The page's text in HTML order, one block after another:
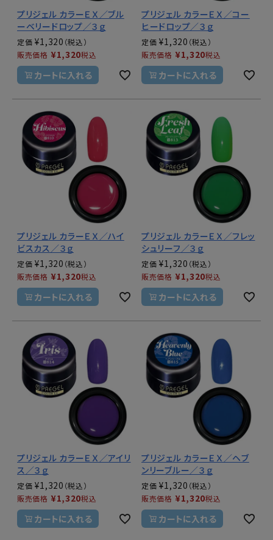
プリジェル カラーＥＸ／ブル
ーベリードロップ／３ｇ
定価 ¥1,320
販売価格 ¥1,320税込
カートに入れる
プリジェル カラーＥＸ／コー
ヒードロップ／３ｇ
定価 ¥1,320
販売価格 ¥1,320税込
カートに入れる
プリジェル カラーＥＸ／ハイ
ビスカス／３ｇ
定価 ¥1,320
販売価格 ¥1,320税込
カートに入れる
プリジェル カラーＥＸ／フレッ
シュリーフ／３ｇ
定価 ¥1,320
販売価格 ¥1,320税込
カートに入れる
プリジェル カラーＥＸ／アイリ
ス／３ｇ
定価 ¥1,320
販売価格 ¥1,320税込
カートに入れる
プリジェル カラーＥＸ／ヘブ
ンリーブルー／３ｇ
定価 ¥1,320
販売価格 ¥1,320税込
カートに入れる